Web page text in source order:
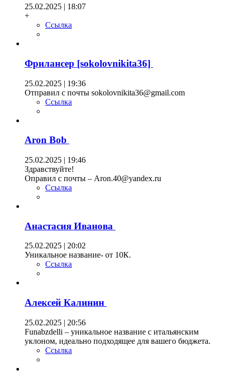
25.02.2025 | 18:07
+
Ссылка
Фрилансер [sokolovnikita36]
25.02.2025 | 19:36
Отправил с почты sokolovnikita36@gmail.com
Ссылка
Aron Bob
25.02.2025 | 19:46
Здравствуйте!
Оправил с почты – Aron.40@yandex.ru
Ссылка
Анастасия Иванова
25.02.2025 | 20:02
Уникальное название- от 10К.
Ссылка
Алексей Калинин
25.02.2025 | 20:56
Funabzdelli – уникальное название с итальянским
уклоном, идеально подходящее для вашего бюджета.
Ссылка